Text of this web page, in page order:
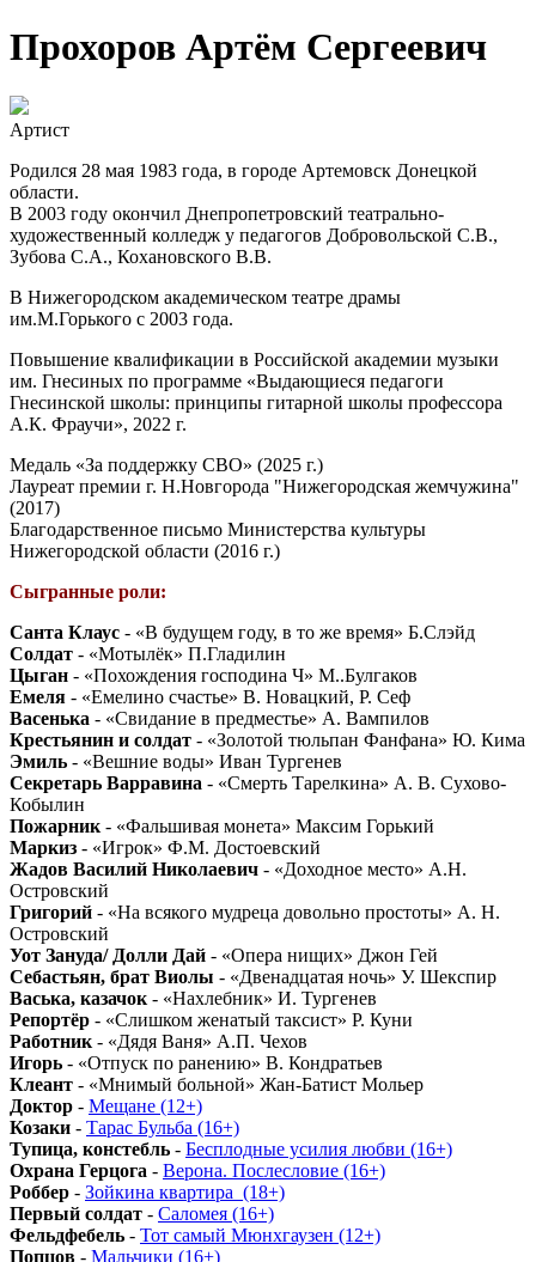
Прохоров Артём Сергеевич
Артист
Родился 28 мая 1983 года, в городе Артемовск Донецкой
области.
В 2003 году окончил Днепропетровский театрально-
художественный колледж у педагогов Добровольской С.В.,
Зубова С.А., Кохановского В.В.
В Нижегородском академическом театре драмы
им.М.Горького с 2003 года.
Повышение квалификации в Российской академии музыки
им. Гнесиных по программе «Выдающиеся педагоги
Гнесинской школы: принципы гитарной школы профессора
А.К. Фраучи», 2022 г.
Медаль «За поддержку СВО» (2025 г.)
Лауреат премии г. Н.Новгорода "Нижегородская жемчужина"
(2017)
Благодарственное письмо Министерства культуры
Нижегородской области (2016 г.)
Сыгранные роли:
Санта Клаус - «В будущем году, в то же время» Б.Слэйд
Солдат - «Мотылёк» П.Гладилин
Цыган - «Похождения господина Ч» М..Булгаков
Емеля - «Емелино счастье» В. Новацкий, Р. Сеф
Васенька - «Свидание в предместье» А. Вампилов
Крестьянин и солдат - «Золотой тюльпан Фанфана» Ю. Кима
Эмиль - «Вешние воды» Иван Тургенев
Секретарь Варравина - «Смерть Тарелкина» А. В. Сухово-
Кобылин
Пожарник - «Фальшивая монета» Максим Горький
Маркиз - «Игрок» Ф.М. Достоевский
Жадов Василий Николаевич - «Доходное место» А.Н.
Островский
Григорий - «На всякого мудреца довольно простоты» А. Н.
Островский
Уот Зануда/ Долли Дай - «Опера нищих» Джон Гей
Себастьян, брат Виолы - «Двенадцатая ночь» У. Шекспир
Васька, казачок - «Нахлебник» И. Тургенев
Репортёр - «Слишком женатый таксист» Р. Куни
Работник - «Дядя Ваня» А.П. Чехов
Игорь - «Отпуск по ранению» В. Кондратьев
Клеант - «Мнимый больной» Жан-Батист Мольер
Доктор - Мещане (12+)
Козаки - Тарас Бульба (16+)
Тупица, констебль - Бесплодные усилия любви (16+)
Охрана Герцога - Верона. Послесловие (16+)
Роббер - Зойкина квартира_(18+)
Первый солдат - Саломея (16+)
Фельдфебель - Тот самый Мюнхгаузен (12+)
Попцов - Мальчики (16+)